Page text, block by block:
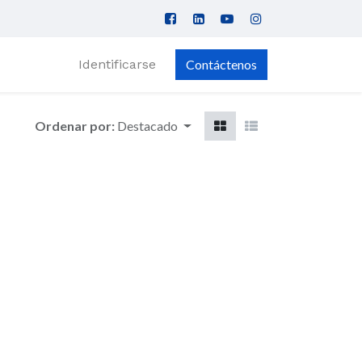
Identificarse Contáctenos
Ordenar por: Destacado